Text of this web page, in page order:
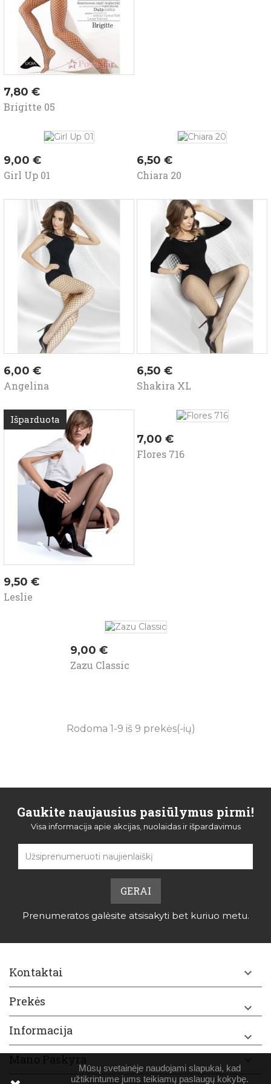
Kaina
7,80 €
Brigitte 05
Kaina
9,00 €
Girl Up 01
Kaina
6,50 €
Chiara 20
Kaina
6,00 €
Angelina
Kaina
6,50 €
Shakira XL
Išparduota
Kaina
9,50 €
Leslie
Kaina
7,00 €
Flores 716
Kaina
9,00 €
Zazu Classic
Rodoma 1-9 iš 9 prekės(-ių)
Gaukite naujausius pasiūlymus pirmi!
Visa informacija apie akcijas, nuolaidas ir išpardavimus
Prenumeratos galėsite atsisakyti bet kuriuo metu.
Kontaktai

Prekės

Informacija

Mūsų svetainėje naudojami slapukai, kad
užtikrintume jums teikiamų paslaugų kokybę.